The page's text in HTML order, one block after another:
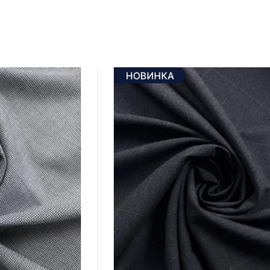
НОВИНКА